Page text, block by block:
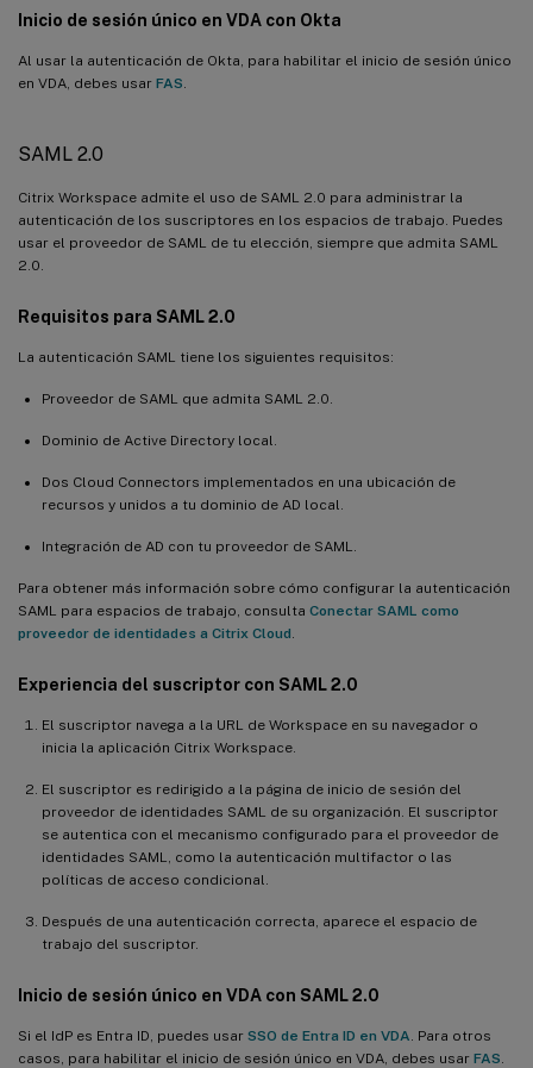
Inicio de sesión único en VDA con Okta
Al usar la autenticación de Okta, para habilitar el inicio de sesión único
en VDA, debes usar FAS.
SAML 2.0
Citrix Workspace admite el uso de SAML 2.0 para administrar la
autenticación de los suscriptores en los espacios de trabajo. Puedes
usar el proveedor de SAML de tu elección, siempre que admita SAML
2.0.
Requisitos para SAML 2.0
La autenticación SAML tiene los siguientes requisitos:
Proveedor de SAML que admita SAML 2.0.
Dominio de Active Directory local.
Dos Cloud Connectors implementados en una ubicación de
recursos y unidos a tu dominio de AD local.
Integración de AD con tu proveedor de SAML.
Para obtener más información sobre cómo configurar la autenticación
SAML para espacios de trabajo, consulta Conectar SAML como
proveedor de identidades a Citrix Cloud.
Experiencia del suscriptor con SAML 2.0
El suscriptor navega a la URL de Workspace en su navegador o
inicia la aplicación Citrix Workspace.
El suscriptor es redirigido a la página de inicio de sesión del
proveedor de identidades SAML de su organización. El suscriptor
se autentica con el mecanismo configurado para el proveedor de
identidades SAML, como la autenticación multifactor o las
políticas de acceso condicional.
Después de una autenticación correcta, aparece el espacio de
trabajo del suscriptor.
Inicio de sesión único en VDA con SAML 2.0
Si el IdP es Entra ID, puedes usar SSO de Entra ID en VDA. Para otros
casos, para habilitar el inicio de sesión único en VDA, debes usar FAS.